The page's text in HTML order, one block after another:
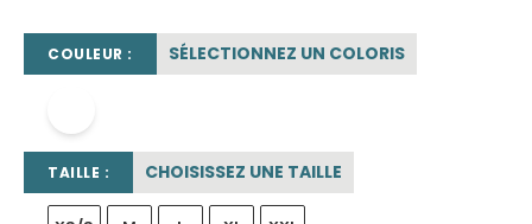
COULEUR : SÉLECTIONNEZ UN COLORIS
TAILLE : CHOISISSEZ UNE TAILLE